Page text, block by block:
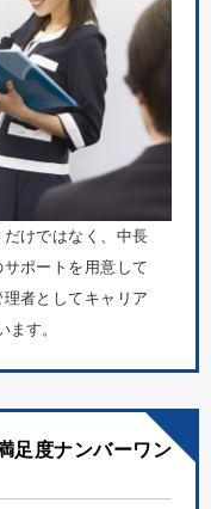
けではなく、中長
ポートを用意して
者としてキャリア
す。
足度ナンバーワン